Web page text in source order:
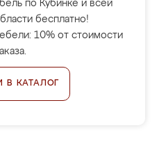
по Кубинке и всей
бесплатно!
10% от стоимости
В КАТАЛОГ